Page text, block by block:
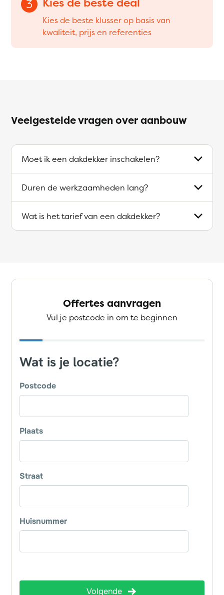
3
Kies de beste klusser op basis van
kwaliteit, prijs en referenties
Veelgestelde vragen over aanbouw
Moet ik een dakdekker inschakelen?
Duren de werkzaamheden lang?
Wat is het tarief van een dakdekker?
Offertes aanvragen
Vul je postcode in om te beginnen